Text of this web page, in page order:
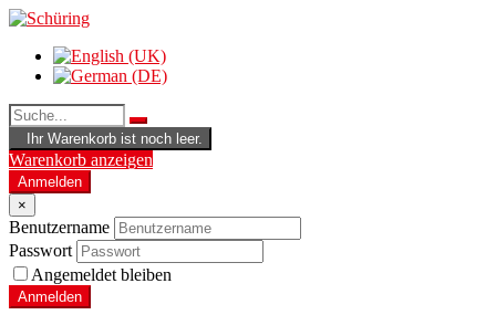
Ihr Warenkorb ist noch leer.
Warenkorb anzeigen
Anmelden
×
Benutzername
Passwort
Angemeldet bleiben
Anmelden